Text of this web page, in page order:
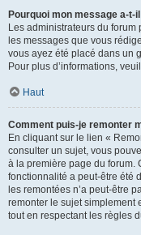
Pourquoi mon message a-t-
Les administrateurs du
les messages que vous
vous ayez été placé dans un
Pour plus d’informations,
Haut
Comment puis-je remonter
En cliquant sur le lien «
consulter un sujet, vous
à la première page du forum.
fonctionnalité a peut-être été
les remontées n’a peut-être
remonter le sujet simplement
tout en respectant les règles